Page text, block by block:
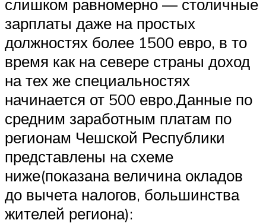
слишком равномерно — столичные
зарплаты даже на простых
должностях более 1500 евро, в то
время как на севере страны доход
на тех же специальностях
начинается от 500 евро.Данные по
средним заработным платам по
регионам Чешской Республики
представлены на схеме
ниже(показана величина окладов
до вычета налогов, большинства
жителей региона):